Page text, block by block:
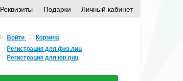
Реквизиты Подарки Личный кабинет
Войти
Корзина
Регистрация для физ.лиц
Регистрация для юр.лиц